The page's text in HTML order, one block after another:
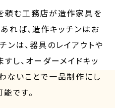
頼む工務店が造作家具を
れば、造作キッチンはお
ンは、器具のレイアウトや
し、オーダーメイドキッ
ないことで一品制作にし
です。